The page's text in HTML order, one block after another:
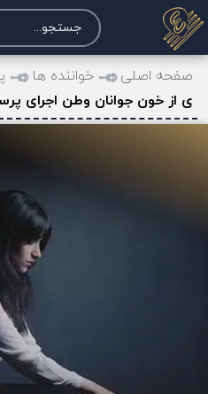
صفحه
درخواست
تماس
حساب
صفحه اصلی خواننده ها
ی از خون جوانان وطن اجرای